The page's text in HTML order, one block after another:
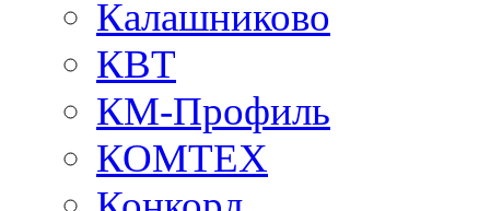
Калашниково
КВТ
КМ-Профиль
КОМТЕХ